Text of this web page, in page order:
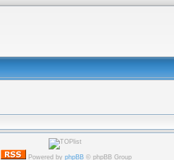
Powered by phpBB © phpBB Group